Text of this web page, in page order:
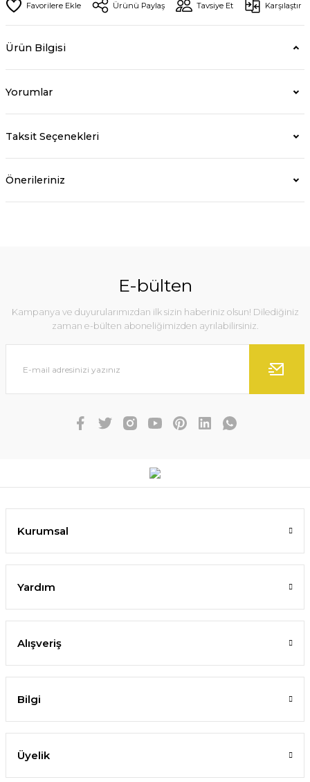
Ürünü Paylaş Tavsiye Et Karşılaştır
Ürün Bilgisi
Yorumlar
Taksit Seçenekleri
Önerileriniz
E-bülten
Kampanya ve duyurularımızdan ilk sizin haberiniz olsun! Dilediğiniz
zaman e-bülten aboneliğimizden ayrılabilirsiniz.
Kurumsal
Yardım
Alışveriş
Bilgi
Üyelik